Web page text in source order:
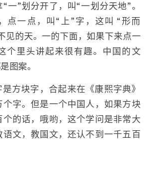
一”划分开了，叫“一划分天地”。
点一点，叫“上”字，这叫 “形而
见的天。一的下面，如果下来点一
个里头讲起来很有趣。中国的文
图案。
方块字，合起来在《康熙字典》
个字。但是一个中国人，如果方块
个的话，哦哟，这个学问是非常大
语文，教国文，还认不到一千五百